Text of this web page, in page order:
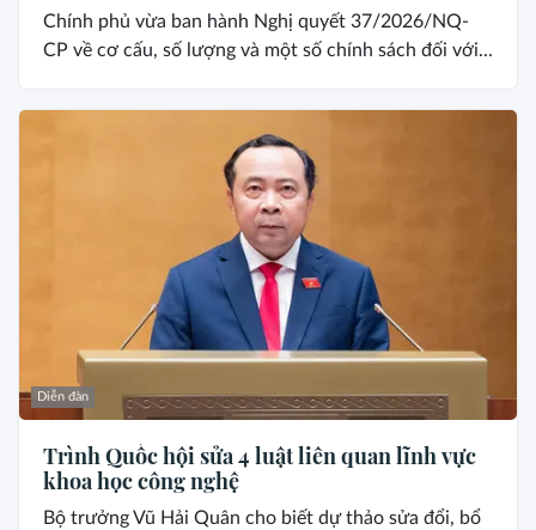
Chính phủ vừa ban hành Nghị quyết 37/2026/NQ-
CP về cơ cấu, số lượng và một số chính sách đối với...
Diễn đàn
Trình Quốc hội sửa 4 luật liên quan lĩnh vực
khoa học công nghệ
Bộ trưởng Vũ Hải Quân cho biết dự thảo sửa đổi, bổ